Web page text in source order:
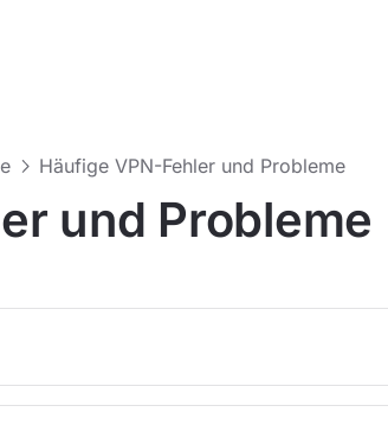
Häufige VPN-Fehler und Probleme
und Probleme